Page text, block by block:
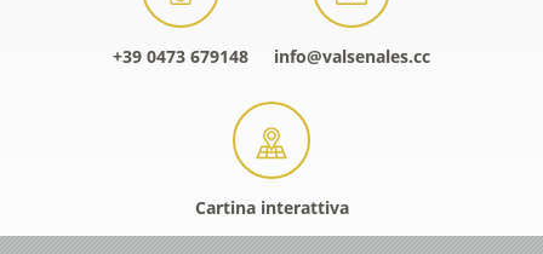
+39 0473 679148 info@valsenales.cc
Cartina interattiva